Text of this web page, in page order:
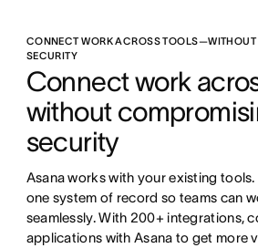
CONNECT WORK ACROSS
SECURITY
Connect work
without
security
Asana works with your existing
one system of record so teams can
seamlessly. With 200+ integrations,
applications with Asana to get more